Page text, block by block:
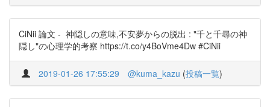
CiNii 論文 - 神隠しの意味,不安夢からの脱出 : "千と千尋の神
隠し"の心理学的考察 https://t.co/y4BoVme4Dw #CiNii
2019-01-26 17:55:29 @kuma_kazu (投稿一覧)